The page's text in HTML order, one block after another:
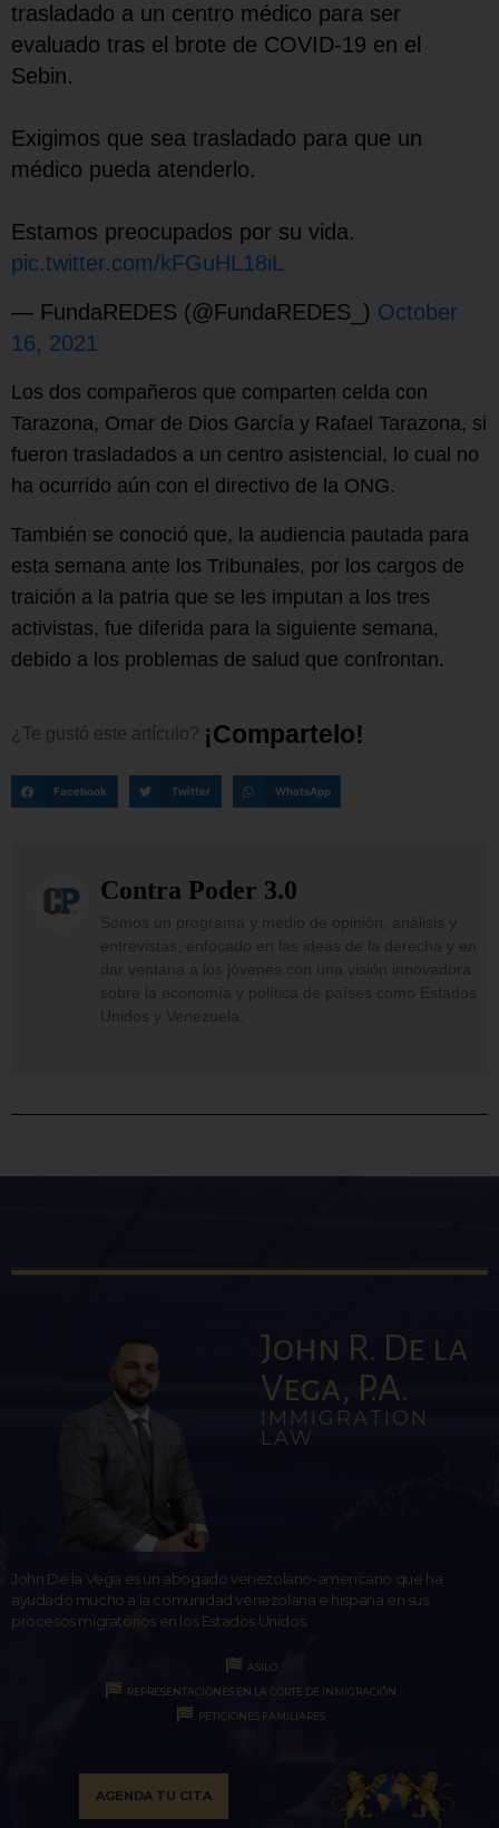
trasladado a un centro médico para ser
evaluado tras el brote de COVID-19 en el
Sebin.
Exigimos que sea trasladado para que un
médico pueda atenderlo.
Estamos preocupados por su vida.
pic.twitter.com/kFGuHL18iL
— FundaREDES (@FundaREDES_) October
16, 2021
Los dos compañeros que comparten celda con
Tarazona, Omar de Dios García y Rafael Tarazona, si
fueron trasladados a un centro asistencial, lo cual no
ha ocurrido aún con el directivo de la ONG.
También se conoció que, la audiencia pautada para
esta semana ante los Tribunales, por los cargos de
traición a la patria que se les imputan a los tres
activistas, fue diferida para la siguiente semana,
debido a los problemas de salud que confrontan.
¿Te gustó este artículo? ¡Comparte o!
Facebook Twitter WhatsApp
Contra Poder 3.0
Somos un programa y medio de opinión, análisis y
entrevistas, enfocado en las ideas de la derecha y en
dar ventana a los jóvenes con una visión innovadora
sobre la economía y política de países como Estados
Unidos y Venezuela.
John R. De la
Vega, P.A.
IMMIGRATION
LAW
John De la Vega es un abogado venezolano-americano que ha
ayudado mucho a la comunidad venezolana e hispana en sus
procesos migratorios en los Estados Unidos.
ASILO
REPRESENTACIONES EN LA CORTE DE INMIGRACIÓN
PETICIONES FAMILIARES
AGENDA TU CITA